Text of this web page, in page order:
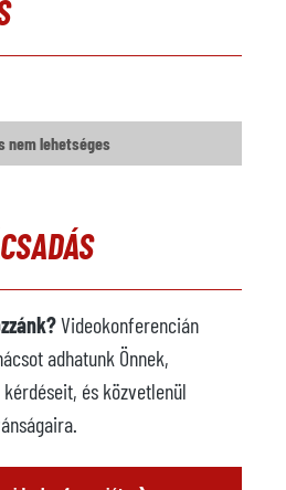
nem áll rendelkezésre
nem áll rendelkezésre
nem áll rendelkezésre
nem lehetséges
Videokonferencián
adhatunk Önnek,
és közvetlenül